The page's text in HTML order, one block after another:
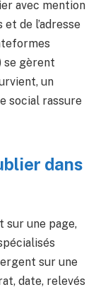
avec mention
de l’adresse
se gèrent
un
social rassure
dans
une page,
sur une
date, relevés